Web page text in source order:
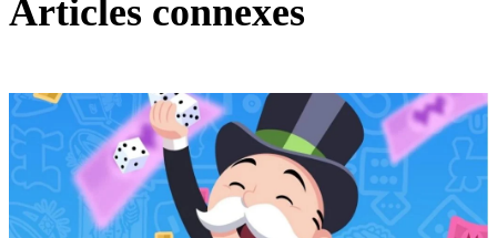
Articles connexes